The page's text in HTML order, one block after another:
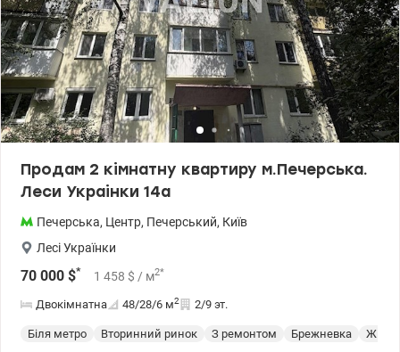
Продам 2 кімнатну квартиру м.Печерська.
Леси Украінки 14а
Печерська, Центр, Печерський, Київ
Лесі Українки
70 000 $* 1 458 $ / м2*
Двокімнатна 48/28/6 м2 2/9 эт.
Біля метро Вторинний ринок З ремонтом Брежневка